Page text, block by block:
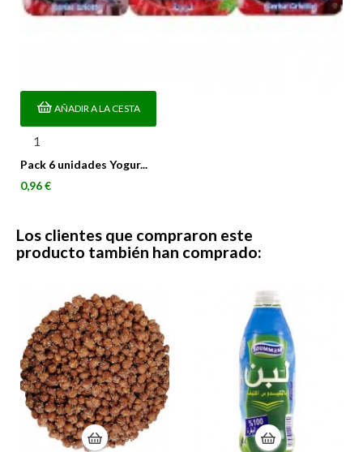
AÑADIR A LA CESTA
Pack 6 unidades Yogur...
Precio
0,96 €
Los clientes que compraron este
producto también han comprado: